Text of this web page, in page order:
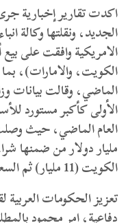
اكدت تقارير إخبارية
الجديد، ونقلتها وكالة
الامريكية وافقت على
الماضي، وقالت بيانات
الأولى كأكبر مستورد
الكويت (11 مليار) ثم السعودية والامارات.
تعزيز الحكومات